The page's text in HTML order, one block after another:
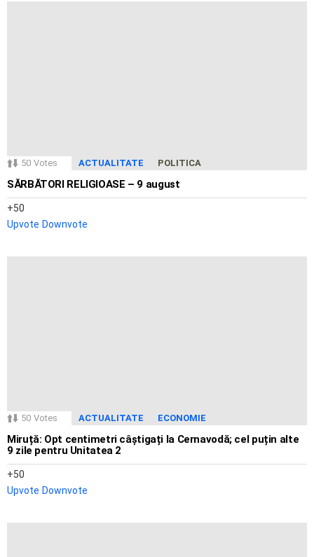
50 Votes ACTUALITATE POLITICA
SĂRBĂTORI RELIGIOASE – 9 august
50
Upvote Downvote
50 Votes ACTUALITATE ECONOMIE
Miruță: Opt centimetri câștigați la Cernavodă; cel puțin alte
9 zile pentru Unitatea 2
50
Upvote Downvote